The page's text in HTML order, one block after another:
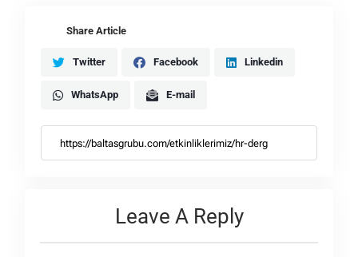
Share Article
Twitter Facebook Linkedin
WhatsApp E-mail
Leave A Reply